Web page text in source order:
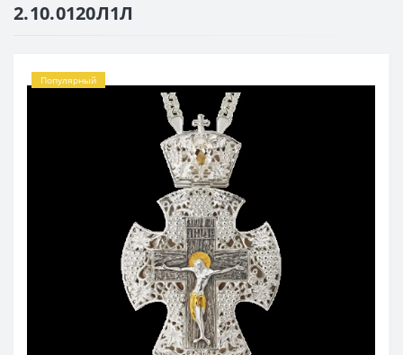
2.10.0120Л1Л
Популярный